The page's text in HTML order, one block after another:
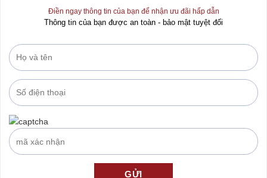
Điền ngay thông tin của bạn để nhận ưu đãi hấp dẫn
Thông tin của bạn được an toàn - bảo mật tuyệt đối